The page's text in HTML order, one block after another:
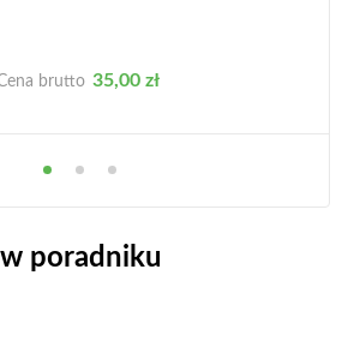
brutto Cena
35,00 zł
poradniku